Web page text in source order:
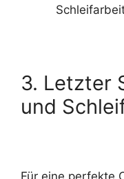
3. Letzter
und
Für eine perfekte